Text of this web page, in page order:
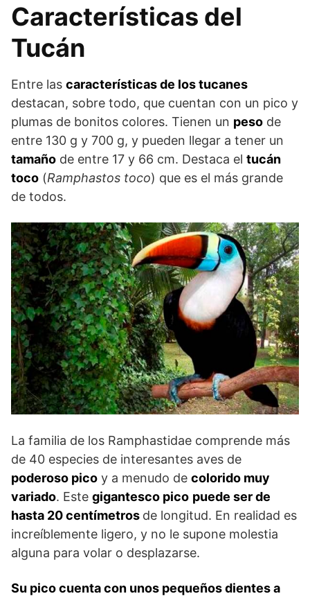
Características del
Tucán
Entre las características de los tucanes
destacan, sobre todo, que cuentan con un pico y
plumas de bonitos colores. Tienen un peso de
entre 130 g y 700 g, y pueden llegar a tener un
tamaño de entre 17 y 66 cm. Destaca el tucán
toco (Ramphastos toco) que es el más grande
de todos.
La familia de los Ramphastidae comprende más
de 40 especies de interesantes aves de
poderoso pico y a menudo de colorido muy
variado. Este gigantesco pico puede ser de
hasta 20 centímetros de longitud. En realidad es
increíblemente ligero, y no le supone molestia
alguna para volar o desplazarse.
Su pico cuenta con unos pequeños dientes a